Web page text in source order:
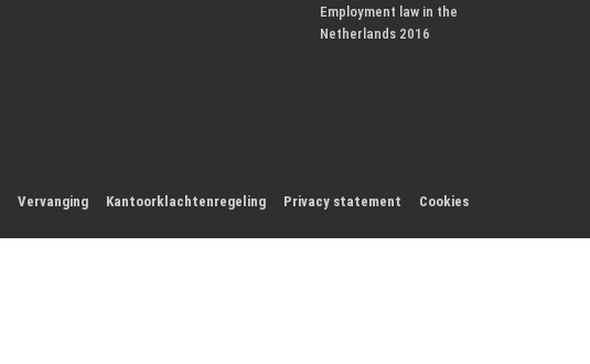
Employment law in the
Netherlands 2016
Vervanging Kantoorklachtenregeling Privacy statement Cookies